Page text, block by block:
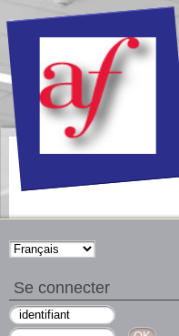
Se connecter